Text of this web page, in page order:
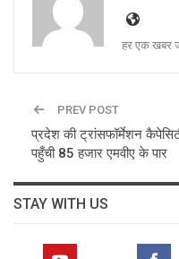
हर एक खबर
PREV POST
प्रदेश की ट्रांसफॉर्मेशन
पहुँची 85 हजार एमवीए के पार
STAY WITH US